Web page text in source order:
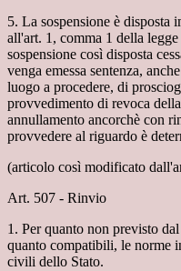
5. La sospensione è disposta
all'art. 1, comma 1 della
sospensione così disposta
venga emessa sentenza,
luogo a procedere, di
provvedimento di revoca
annullamento ancorchè con
provvedere al riguardo è
(articolo così modificato
Art. 507 - Rinvio
1. Per quanto non previsto
quanto compatibili, le norme
civili dello Stato.